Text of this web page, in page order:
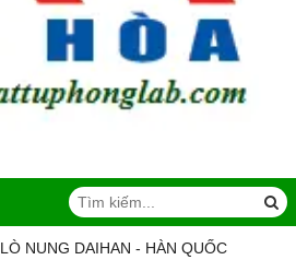
LÒ NUNG DAIHAN - HÀN QUỐC